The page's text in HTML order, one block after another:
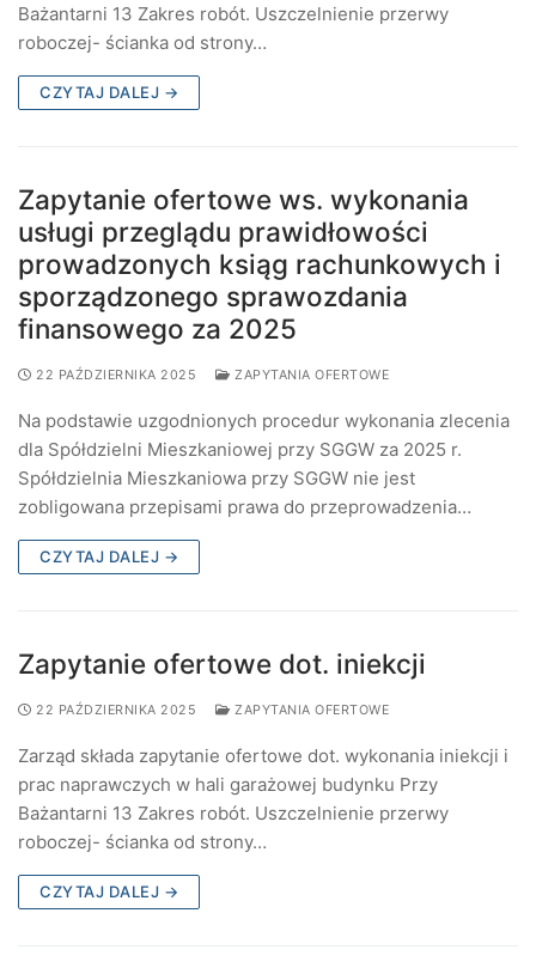
Bażantarni 13 Zakres robót. Uszczelnienie przerwy
roboczej- ścianka od strony…
CZYTAJ DALEJ →
Zapytanie ofertowe ws. wykonania
usługi przeglądu prawidłowości
prowadzonych ksiąg rachunkowych i
sporządzonego sprawozdania
finansowego za 2025
22 PAŹDZIERNIKA 2025 ZAPYTANIA OFERTOWE
Na podstawie uzgodnionych procedur wykonania zlecenia
dla Spółdzielni Mieszkaniowej przy SGGW za 2025 r.
Spółdzielnia Mieszkaniowa przy SGGW nie jest
zobligowana przepisami prawa do przeprowadzenia…
CZYTAJ DALEJ →
Zapytanie ofertowe dot. iniekcji
22 PAŹDZIERNIKA 2025 ZAPYTANIA OFERTOWE
Zarząd składa zapytanie ofertowe dot. wykonania iniekcji i
prac naprawczych w hali garażowej budynku Przy
Bażantarni 13 Zakres robót. Uszczelnienie przerwy
roboczej- ścianka od strony…
CZYTAJ DALEJ →